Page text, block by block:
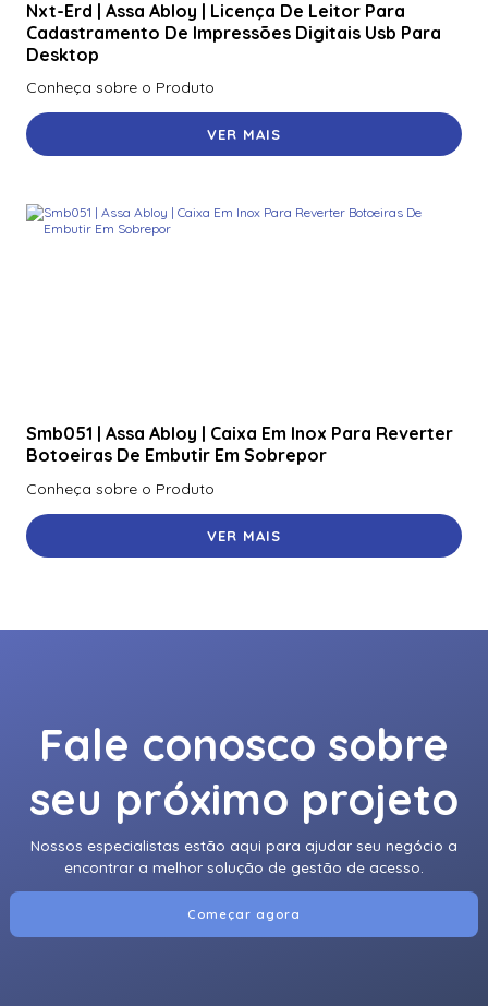
Nxt-Erd | Assa Abloy | Licença De Leitor Para
Cadastramento De Impressões Digitais Usb Para
Desktop
Conheça sobre o Produto
VER MAIS
Smb051 | Assa Abloy | Caixa Em Inox Para Reverter
Botoeiras De Embutir Em Sobrepor
Conheça sobre o Produto
VER MAIS
Fale conosco sobre
seu próximo projeto
Nossos especialistas estão aqui para ajudar seu negócio a
encontrar a melhor solução de gestão de acesso.
Começar agora